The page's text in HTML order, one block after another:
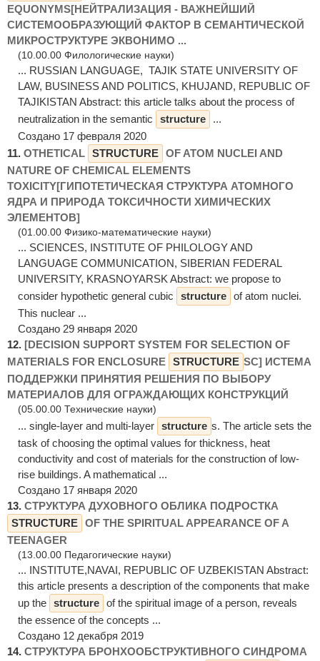
EQUONYMS[НЕЙТРАЛИЗАЦИЯ - ВАЖНЕЙШИЙ
СИСТЕМООБРАЗУЮЩИЙ ФАКТОР В СЕМАНТИЧЕСКОЙ
МИКРОСТРУКТУРЕ ЭКВОНИМО ...
(10.00.00 Филологические науки)
... RUSSIAN LANGUAGE, TAJIK STATE UNIVERSITY OF
LAW, BUSINESS AND POLITICS, KHUJAND, REPUBLIC OF
TAJIKISTAN Abstract: this article talks about the process of
neutralization in the semantic
structure
...
Создано 17 февраля 2020
11. OTHETICAL STRUCTURE OF ATOM NUCLEI AND
NATURE OF CHEMICAL ELEMENTS
TOXICITY[ГИПОТЕТИЧЕСКАЯ СТРУКТУРА АТОМНОГО
ЯДРА И ПРИРОДА ТОКСИЧНОСТИ ХИМИЧЕСКИХ
ЭЛЕМЕНТОВ]
(01.00.00 Физико-математические науки)
... SCIENCES, INSTITUTE OF PHILOLOGY AND
LANGUAGE COMMUNICATION, SIBERIAN FEDERAL
UNIVERSITY, KRASNOYARSK Abstract: we propose to
consider hypothetic general cubic
structure of atom nuclei.
This nuclear ...
Создано 29 января 2020
12. [DECISION SUPPORT SYSTEM FOR SELECTION OF
MATERIALS FOR ENCLOSURE STRUCTURE SС] ИСТЕМА
ПОДДЕРЖКИ ПРИНЯТИЯ РЕШЕНИЯ ПО ВЫБОРУ
МАТЕРИАЛОВ ДЛЯ ОГРАЖДАЮЩИХ КОНСТРУКЦИЙ
(05.00.00 Технические науки)
... single-layer and multi-layer structure s. The article sets the
task of choosing the optimal values for thickness, heat
conductivity and cost of materials for the construction of low-
rise buildings. A mathematical ...
Создано 17 января 2020
13. СТРУКТУРА ДУХОВНОГО ОБЛИКА ПОДРОСТКА
STRUCTURE OF THE SPIRITUAL APPEARANCE OF A
TEENAGER
(13.00.00 Педагогические науки)
... INSTITUTE,NAVAI, REPUBLIC OF UZBEKISTAN Abstract:
this article presents a description of the components that make
up the structure of the spiritual image of a person, reveals
the essence of the concepts ...
Создано 12 декабря 2019
14. СТРУКТУРА БРОНХООБСТРУКТИВНОГО СИНДРОМА